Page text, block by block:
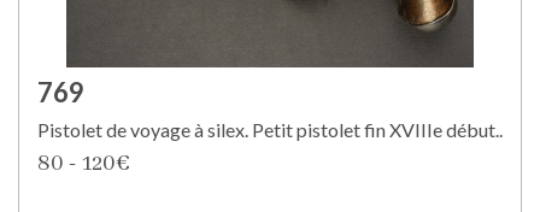
769
Pistolet de voyage à silex. Petit pistolet fin XVIIIe début..
80 - 120€